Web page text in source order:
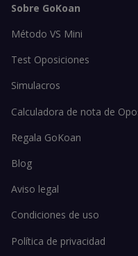
Sobre GoKoan
Método VS Mini
Test Oposiciones
Simulacros
Calculadora de nota de
Regala GoKoan
Blog
Aviso legal
Condiciones de uso
Política de privacidad